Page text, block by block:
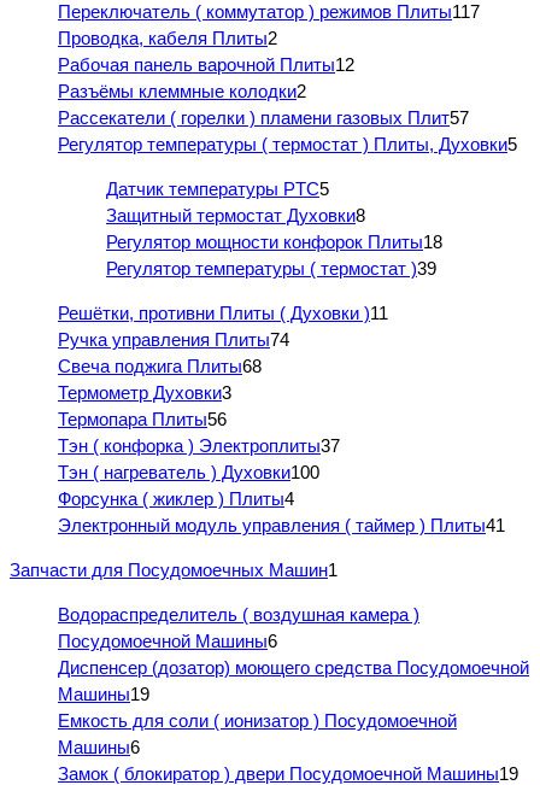
Переключатель ( коммутатор ) режимов Плиты117
Проводка, кабеля Плиты2
Рабочая панель варочной Плиты12
Разъёмы клеммные колодки2
Рассекатели ( горелки ) пламени газовых Плит57
Регулятор температуры ( термостат ) Плиты, Духовки5
Датчик температуры PTC5
Защитный термостат Духовки8
Регулятор мощности конфорок Плиты18
Регулятор температуры ( термостат )39
Решётки, противни Плиты ( Духовки )11
Ручка управления Плиты74
Свеча поджига Плиты68
Термометр Духовки3
Термопара Плиты56
Тэн ( конфорка ) Электроплиты37
Тэн ( нагреватель ) Духовки100
Форсунка ( жиклер ) Плиты4
Электронный модуль управления ( таймер ) Плиты41
Запчасти для Посудомоечных Машин1
Водораспределитель ( воздушная камера )
Посудомоечной Машины6
Диспенсер (дозатор) моющего средства Посудомоечной
Машины19
Емкость для соли ( ионизатор ) Посудомоечной
Машины6
Замок ( блокиратор ) двери Посудомоечной Машины19